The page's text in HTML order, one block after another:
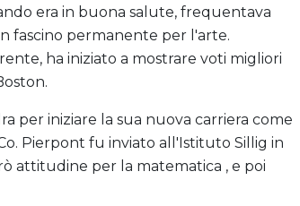
era in buona salute, frequentava
fascino permanente per l'arte.
ha iniziato a mostrare voti migliori
per iniziare la sua nuova carriera come
Pierpont fu inviato all'Istituto Sillig in
attitudine per la matematica , e poi